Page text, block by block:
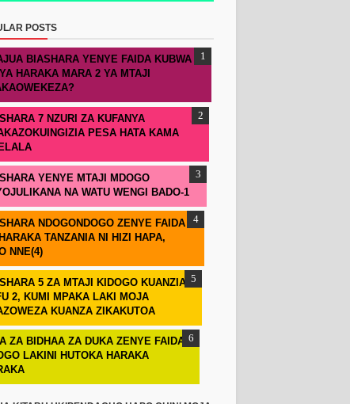
POSTS
BIASHARA YENYE FAIDA KUBWA
HARAKA MARA 2 YA MTAJI
7 NZURI ZA KUFANYA
PESA HATA KAMA
YENYE MTAJI MDOGO
NA WATU WENGI BADO-1
NDOGONDOGO ZENYE FAIDA
TANZANIA NI HIZI HAPA,
NNE(4)
5 ZA MTAJI KIDOGO KUANZIA
2, KUMI MPAKA LAKI MOJA
KUANZA ZIKAKUTOA
ZA BIDHAA ZA DUKA ZENYE FAIDA
LAKINI HUTOKA HARAKA